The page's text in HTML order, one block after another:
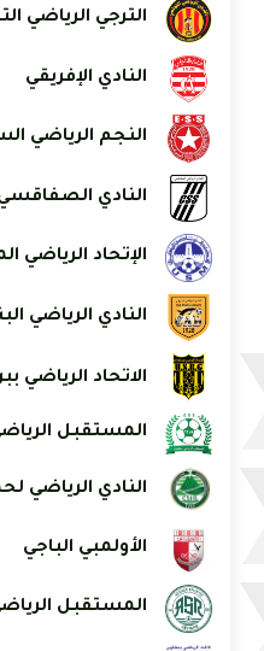
الترجي الرياضي
النادي الإفريقي
النجم الرياضي
النادي
الإتحاد الرياضي
النادي الرياضي
الاتحاد الرياضي
المستقبل
النادي الرياضي
الأولمبي الباجي
المستقبل